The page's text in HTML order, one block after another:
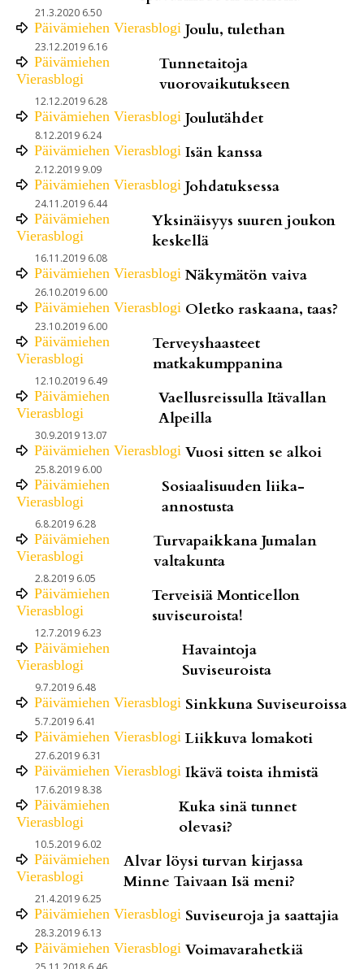
21.3.2020 6.50
Päivämiehen Vierasblogi Joulu, tulethan
23.12.2019 6.16
Päivämiehen
Vierasblogi
Tunnetaitoja
vuorovaikutukseen
12.12.2019 6.28
Päivämiehen Vierasblogi Joulutähdet
8.12.2019 6.24
Päivämiehen Vierasblogi Isän kanssa
2.12.2019 9.09
Päivämiehen Vierasblogi Johdatuksessa
24.11.2019 6.44
Päivämiehen
Vierasblogi
Yksinäisyys suuren joukon
keskellä
16.11.2019 6.08
Päivämiehen Vierasblogi Näkymätön vaiva
26.10.2019 6.00
Päivämiehen Vierasblogi Oletko raskaana, taas?
23.10.2019 6.00
Päivämiehen
Vierasblogi
Terveyshaasteet
matkakumppanina
12.10.2019 6.49
Päivämiehen
Vierasblogi
Vaellusreissulla Itävallan
Alpeilla
30.9.2019 13.07
Päivämiehen Vierasblogi Vuosi sitten se alkoi
25.8.2019 6.00
Päivämiehen
Vierasblogi
Sosiaalisuuden liika-
annostusta
6.8.2019 6.28
Päivämiehen
Vierasblogi
Turvapaikkana Jumalan
valtakunta
2.8.2019 6.05
Päivämiehen
Vierasblogi
Terveisiä Monticellon
suviseuroista!
12.7.2019 6.23
Päivämiehen
Vierasblogi
Havaintoja
Suviseuroista
9.7.2019 6.48
Päivämiehen Vierasblogi Sinkkuna Suviseuroissa
5.7.2019 6.41
Päivämiehen Vierasblogi Liikkuva lomakoti
27.6.2019 6.31
Päivämiehen Vierasblogi Ikävä toista ihmistä
17.6.2019 8.38
Päivämiehen
Vierasblogi
Kuka sinä tunnet
olevasi?
10.5.2019 6.02
Päivämiehen
Vierasblogi
Alvar löysi turvan kirjassa
Minne Taivaan Isä meni?
21.4.2019 6.25
Päivämiehen Vierasblogi Suviseuroja ja saattajia
28.3.2019 6.13
Päivämiehen Vierasblogi Voimavarahetkiä